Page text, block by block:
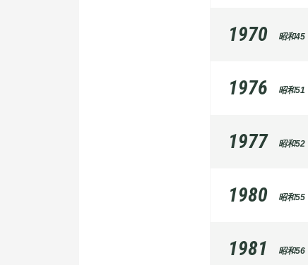
1970 昭和45
1976 昭和51
1977 昭和52
1980 昭和55
1981 昭和56